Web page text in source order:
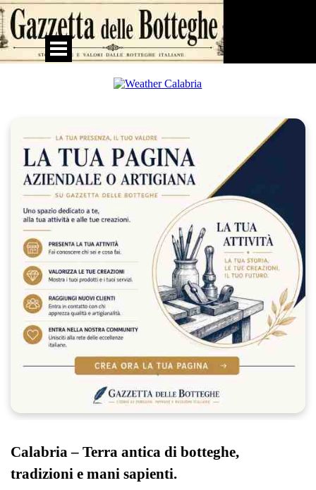
Vai ai contenuti
Salta menù
Calabria – Terra antica di botteghe,
tradizioni e mani sapienti.